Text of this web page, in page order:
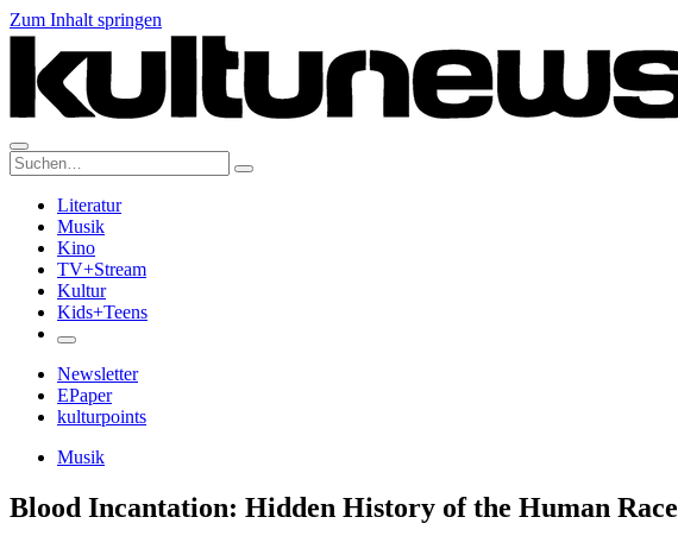
Zum Inhalt springen
Suche:
Literatur
Musik
Kino
TV+Stream
Kultur
Kids+Teens
Newsletter
EPaper
kulturpoints
Musik
Blood Incantation: Hidden History of the Human Race